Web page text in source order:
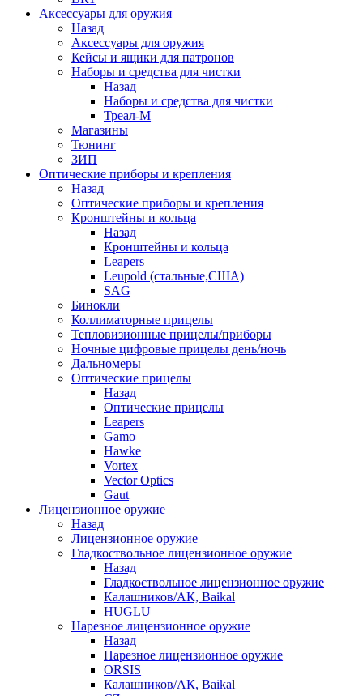
Аксессуары для оружия
Назад
Аксессуары для оружия
Кейсы и ящики для патронов
Наборы и средства для чистки
Назад
Наборы и средства для чистки
Треал-М
Магазины
Тюнинг
ЗИП
Оптические приборы и крепления
Назад
Оптические приборы и крепления
Кронштейны и кольца
Назад
Кронштейны и кольца
Leapers
Leupold (стальные,США)
SAG
Бинокли
Коллиматорные прицелы
Тепловизионные прицелы/приборы
Ночные цифровые прицелы день/ночь
Дальномеры
Оптические прицелы
Назад
Оптические прицелы
Leapers
Gamo
Hawke
Vortex
Vector Optics
Gaut
Лицензионное оружие
Назад
Лицензионное оружие
Гладкоствольное лицензионное оружие
Назад
Гладкоствольное лицензионное оружие
Калашников/АК, Baikal
HUGLU
Нарезное лицензионное оружие
Назад
Нарезное лицензионное оружие
ORSIS
Калашников/АК, Baikal